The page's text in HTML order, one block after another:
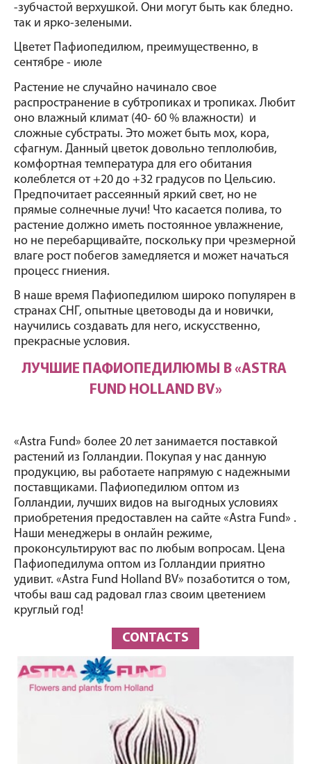
-зубчастой верхушкой. Они могут быть как бледно.
так и ярко-зелеными.
Цветет Пафиопедилюм, преимущественно, в
сентябре - июле
Растение не случайно начинало свое
распространение в субтропиках и тропиках. Любит
оно влажный климат (40- 60 % влажности)  и
сложные субстраты. Это может быть мох, кора,
сфагнум. Данный цветок довольно теплолюбив,
комфортная температура для его обитания
колеблется от +20 до +32 градусов по Цельсию.
Предпочитает рассеянный яркий свет, но не
прямые солнечные лучи! Что касается полива, то
растение должно иметь постоянное увлажнение,
но не перебарщивайте, поскольку при чрезмерной
влаге рост побегов замедляется и может начаться
процесс гниения.
В наше время Пафиопедилюм широко популярен в
странах СНГ, опытные цветоводы да и новички,
научились создавать для него, искусственно,
прекрасные условия.
ЛУЧШИЕ ПАФИОПЕДИЛЮМЫ В «ASTRA
FUND HOLLAND BV»
«Astra Fund» более 20 лет занимается поставкой
растений из Голландии. Покупая у нас данную
продукцию, вы работаете напрямую с надежными
поставщиками. Пафиопедилюм оптом из
Голландии, лучших видов на выгодных условиях
приобретения предоставлен на сайте «Astra Fund» .
Наши менеджеры в онлайн режиме,
Пафиопедилума оптом из Голландии приятно
удивит. «Astra Fund Holland BV» позаботится о том,
чтобы ваш сад радовал глаз своим цветением
круглый год!
CONTACTS